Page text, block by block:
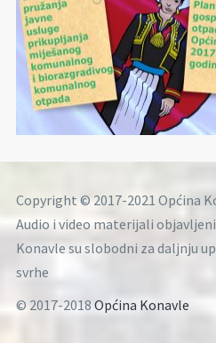
Copyright © 2017-2021 Općina
Audio i video materijali
Konavle su slobodni za daljnju
svrhe
© 2017-2018 Općina Konavle